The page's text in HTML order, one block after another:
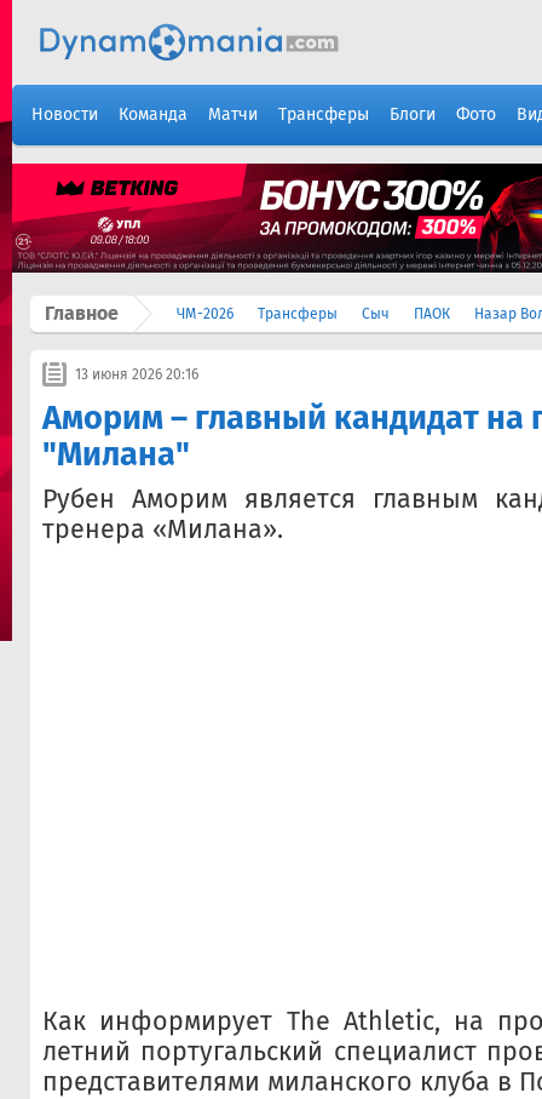
Новости Команда Матчи Трансферы Блоги Фото
Главное ЧМ-2026 Трансферы Сыч ПАОК Назар
13 июня 2026 20:16
Аморим – главный кандидат на
"Милана"
Рубен Аморим является главным
тренера «Милана».
Как информирует The Athletic, на
летний португальский специалист
представителями миланского клуба в